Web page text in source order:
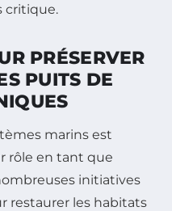
critique.
PRÉSERVER
PUITS DE
marins est
rôle en tant que
initiatives
restaurer les habitats